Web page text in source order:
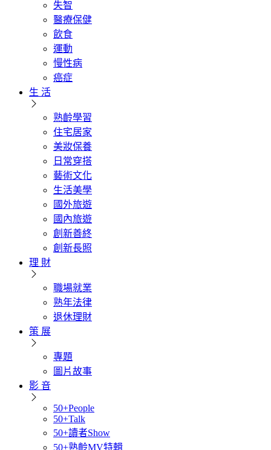
失智
醫療保健
飲食
運動
慢性病
癌症
生 活
熟齡學習
住宅居家
美妝保養
日常穿搭
藝術文化
生活美學
國外旅遊
國內旅遊
創新善終
創新長照
理 財
職場就業
熟年法律
退休理財
策 展
專題
圖片故事
影 音
50+People
50+Talk
50+讀者Show
50+熟齡MV特輯